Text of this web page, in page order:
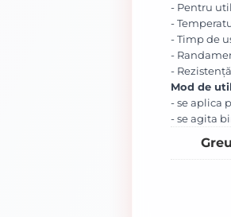
- Pentru
-
- Timp de
-
-
Mod de
- se aplica
- se agita